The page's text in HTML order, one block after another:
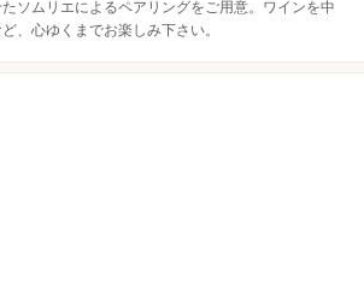
ソムリエによるペアリングをご用意。ワインを中
、心ゆくまでお楽しみ下さい。